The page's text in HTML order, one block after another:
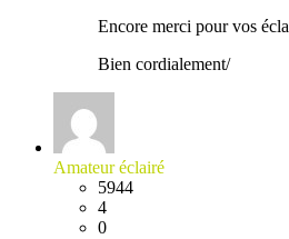
Encore merci pour vos
Bien cordialement/
Amateur éclairé
5944
4
0